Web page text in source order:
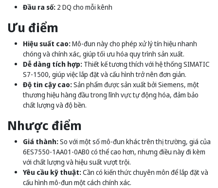
Đầu ra số: 2 DQ cho mỗi kênh
Ưu điểm
Hiệu suất cao:Mô-đun này cho phép xử lý tín hiệu nhanh
chóng và chính xác, giúp tối ưu hóa quy trình sản xuất.
Dễ dàng tích hợp: Thiết kế tương thích với hệ thống SIMATIC
S7-1500, giúp việc lắp đặt và cấu hình trở nên đơn giản.
Độ tin cậy cao:Sản phẩm được sản xuất bởi Siemens, một
thương hiệu hàng đầu trong lĩnh vực tự động hóa, đảm bảo
chất lượng và độ bền.
Nhược điểm
Giá thành:So với một số mô-đun khác trên thị trường, giá của
6ES7550-1AA01-0AB0 có thể cao hơn, nhưng điều này đi kèm
với chất lượng và hiệu suất vượt trội.
Yêu cầu kỹ thuật:Cần có kiến thức chuyên môn để lắp đặt và
cấu hình mô-đun một cách chính xác.